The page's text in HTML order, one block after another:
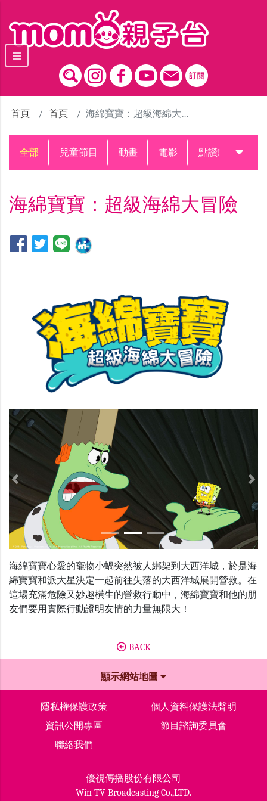
首頁 首頁 海綿寶寶：超級海綿大冒險
全部 兒童節目 動畫 電影 點讚!升級中
海綿寶寶：超級海綿大冒險
Previous
海綿寶寶心愛的寵物小蝸突然被人綁架到大西洋城，於是海
綿寶寶和派大星決定一起前往失落的大西洋城展開營救。在
這場充滿危險又妙趣橫生的營救行動中，海綿寶寶和他的朋
友們要用實際行動證明友情的力量無限大！
BACK
顯示網站地圖
隱私權保護政策
個人資料保護法聲明
資訊公開專區
節目諮詢委員會
聯絡我們
優視傳播股份有限公司
Win TV Broadcasting Co.,LTD.